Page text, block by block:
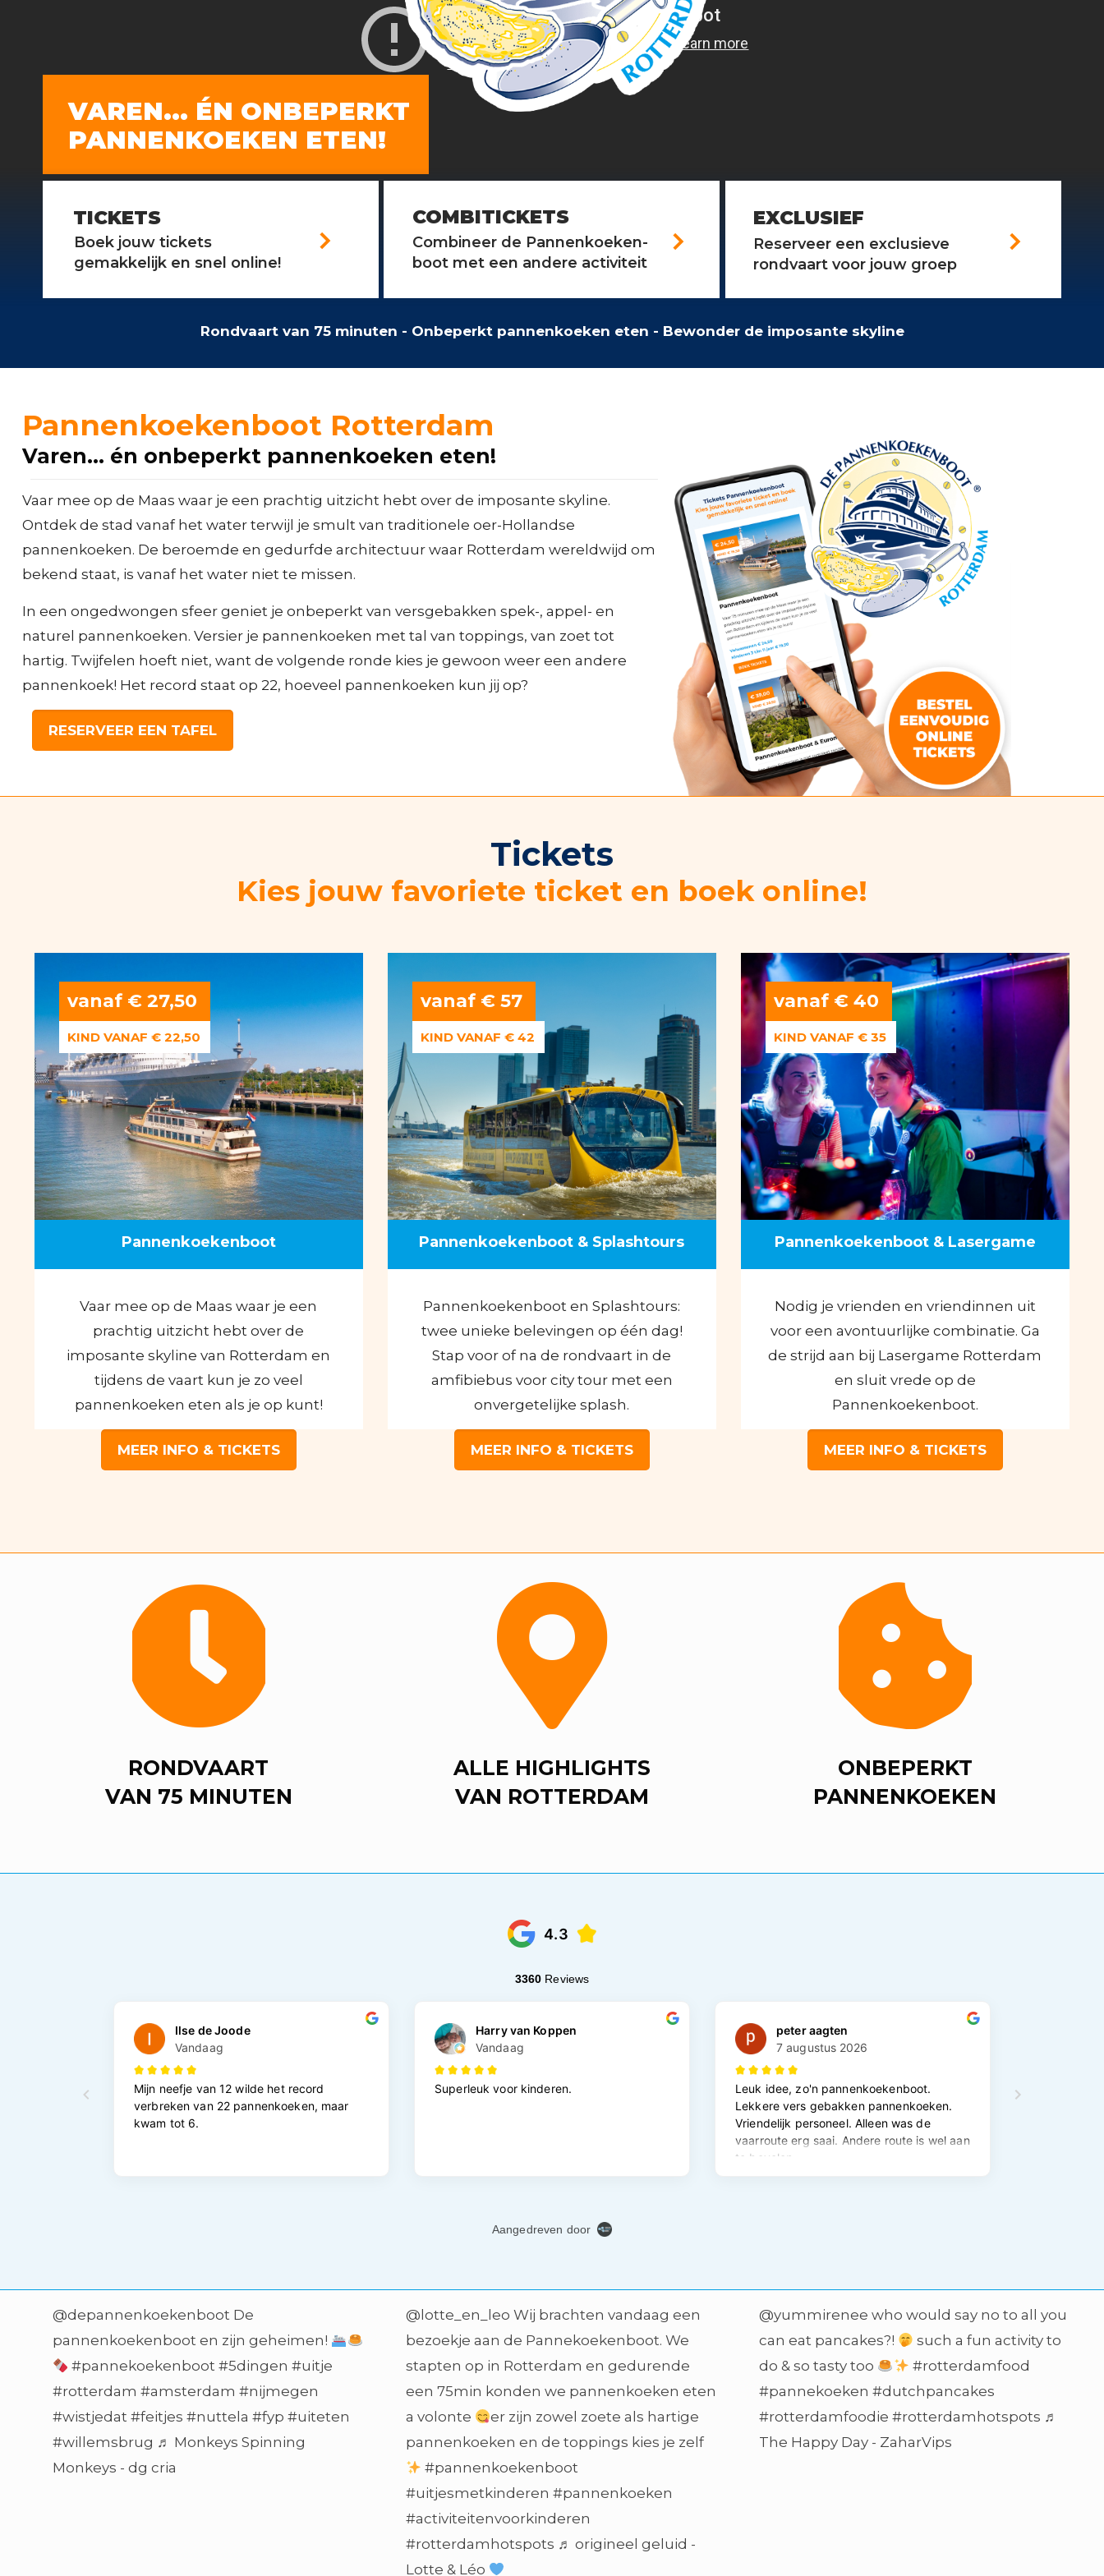
VAREN... ÉN ONBEPERKT
PANNENKOEKEN ETEN!
TICKETS
Boek jouw tickets
gemakkelijk en snel online!
arrow_forward_ios
COMBITICKETS
Combineer de Pannenkoeken-
boot met een andere activiteit
EXCLUSIEF
Reserveer een exclusieve
rondvaart voor jouw groep
arrow_forward_ios arrow_forward_ios
Rondvaart van 75 minuten - Onbeperkt pannenkoeken eten - Bewonder de imposante skyline
Pannenkoekenboot Rotterdam
Varen... én onbeperkt pannenkoeken eten!
Vaar mee op de Maas waar je een prachtig uitzicht hebt over de imposante skyline.
Ontdek de stad vanaf het water terwijl je smult van traditionele oer-Hollandse
pannenkoeken. De beroemde en gedurfde architectuur waar Rotterdam wereldwijd om
bekend staat, is vanaf het water niet te missen.
In een ongedwongen sfeer geniet je onbeperkt van versgebakken spek-, appel- en
naturel pannenkoeken. Versier je pannenkoeken met tal van toppings, van zoet tot
hartig. Twijfelen hoeft niet, want de volgende ronde kies je gewoon weer een andere
pannenkoek! Het record staat op 22, hoeveel pannenkoeken kun jij op?
RESERVEER EEN TAFEL
Tickets
Kies jouw favoriete ticket en boek online!
vanaf € 27,50
KIND VANAF € 22,50
Pannenkoekenboot
Vaar mee op de Maas waar je een
prachtig uitzicht hebt over de
imposante skyline van Rotterdam en
tijdens de vaart kun je zo veel
pannenkoeken eten als je op kunt!
MEER INFO & TICKETS
vanaf € 57
KIND VANAF € 42
Pannenkoekenboot & Splashtours
Pannenkoekenboot en Splashtours:
twee unieke belevingen op één dag!
Stap voor of na de rondvaart in de
amfibiebus voor city tour met een
onvergetelijke splash.
MEER INFO & TICKETS
vanaf € 40
KIND VANAF € 35
Pannenkoekenboot & Lasergame
Nodig je vrienden en vriendinnen uit
voor een avontuurlijke combinatie. Ga
de strijd aan bij Lasergame Rotterdam
en sluit vrede op de
Pannenkoekenboot.
MEER INFO & TICKETS
RONDVAART
VAN 75 MINUTEN
ALLE HIGHLIGHTS
VAN ROTTERDAM
ONBEPERKT
PANNENKOEKEN
@depannenkoekenboot De
pannenkoekenboot en zijn geheimen!
#pannekoekenboot #5dingen #uitje
#rotterdam #amsterdam #nijmegen
#wistjedat #feitjes #nuttela #fyp #uiteten
#willemsbrug ♬ Monkeys Spinning
Monkeys - dg cria
@lotte_en_leo Wij brachten vandaag een
bezoekje aan de Pannekoekenboot. We
stapten op in Rotterdam en gedurende
een 75min konden we pannenkoeken eten
a volonte
er zijn zowel zoete als hartige
pannenkoeken en de toppings kies je zelf
#pannenkoekenboot
#uitjesmetkinderen #pannenkoeken
#activiteitenvoorkinderen
#rotterdamhotspots ♬ origineel geluid -
Lotte & Léo
@yummirenee who would say no to all you
can eat pancakes?!
such a fun activity to
do & so tasty too
#rotterdamfood
#pannekoeken #dutchpancakes
#rotterdamfoodie #rotterdamhotspots ♬
The Happy Day - ZaharVips